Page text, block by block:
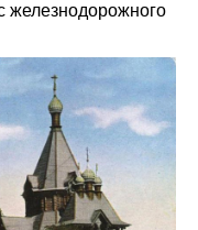
железнодорожного